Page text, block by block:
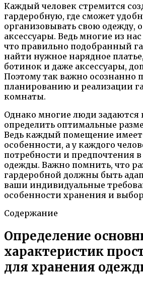
Каждый человек стремится
гардеробную, где сможет
организовывать свою одежду,
аксессуары. Ведь многие из
что правильно подобранный
найти нужное нарядное
ботинок и даже аксессуары,
Поэтому так важно осознанно
планированию и реализации
комнаты.
Однако многие люди задаются
определить оптимальные
Ведь каждый помещение имеет
особенности, а у каждого
потребности и предпочтения
одежды. Важно помнить, что
гардеробной должны быть
ваши индивидуальные
особенности хранения и
Содержание
Определение
характеристик
для хранения